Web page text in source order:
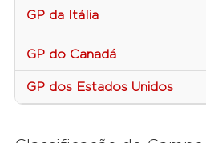
GP da Itália
GP do Canadá
GP dos Estados Unidos